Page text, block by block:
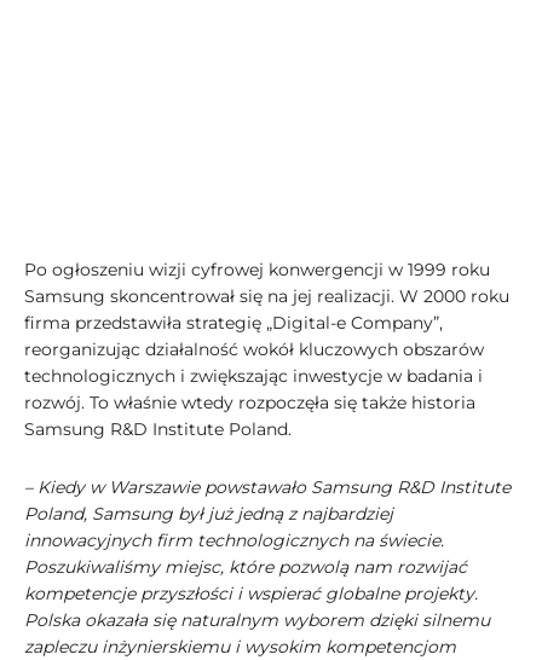
Po ogłoszeniu wizji cyfrowej konwergencji w 1999 roku
Samsung skoncentrował się na jej realizacji. W 2000 roku
firma przedstawiła strategię „Digital-e Company”,
reorganizując działalność wokół kluczowych obszarów
technologicznych i zwiększając inwestycje w badania i
rozwój. To właśnie wtedy rozpoczęła się także historia
Samsung R&D Institute Poland.
– Kiedy w Warszawie powstawało Samsung R&D Institute
Poland, Samsung był już jedną z najbardziej
innowacyjnych firm technologicznych na świecie.
Poszukiwaliśmy miejsc, które pozwolą nam rozwijać
kompetencje przyszłości i wspierać globalne projekty.
Polska okazała się naturalnym wyborem dzięki silnemu
zapleczu inżynierskiemu i wysokim kompetencjom